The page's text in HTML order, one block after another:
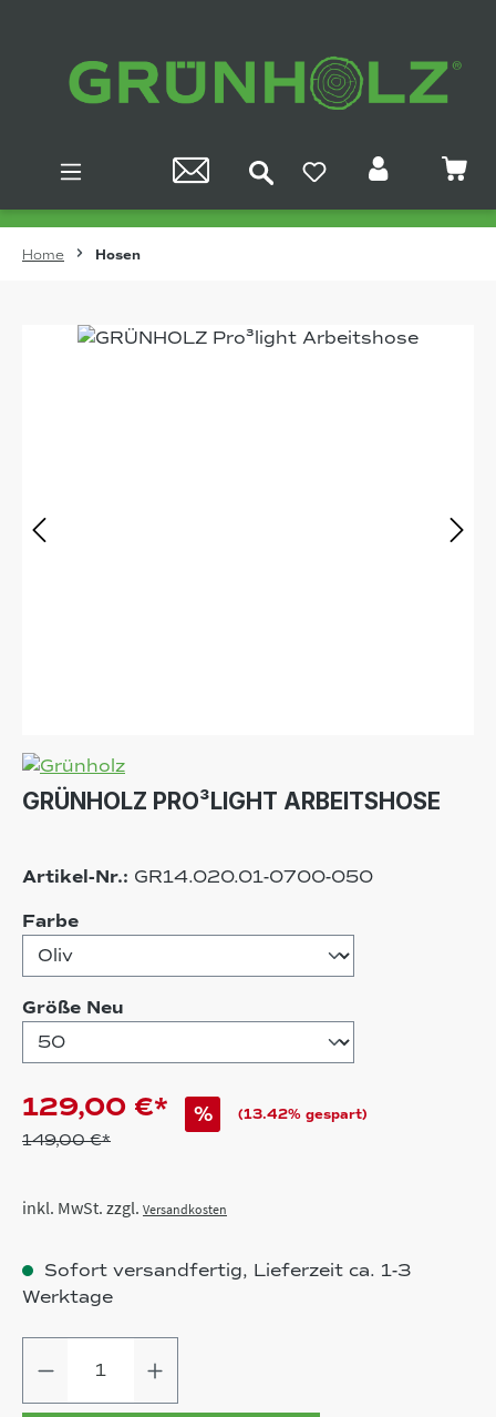
Home Hosen
Bildergalerie überspringen
GRÜNHOLZ PRO³LIGHT ARBEITSHOSE
Artikel-Nr.: GR14.020.01-0700-050
Farbeauswählen
Größe Neu
129,00 €*
149,00 €*
% (13.42% gespart)
inkl. MwSt. zzgl. Versandkosten
Sofort versandfertig, Lieferzeit ca. 1-3
Werktage